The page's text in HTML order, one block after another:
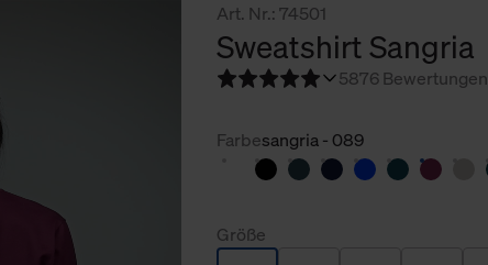
Art. Nr.: 74501
Sweatshirt Sangria
5876 Bewertungen
Farbesangria - 089
Größe